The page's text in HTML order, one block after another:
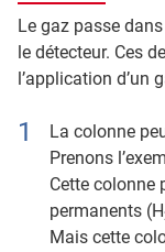
Le gaz passe
le détecteur. Ces
l’application d’un
La colonne
Prenons
Cette colonne
permanents (H
Mais cette